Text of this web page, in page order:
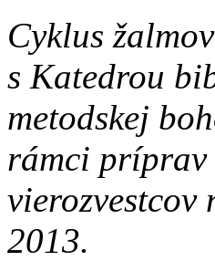
Cyklus
s Katedrou
metodskej
rámci príprav
vierozvestcov
2013.